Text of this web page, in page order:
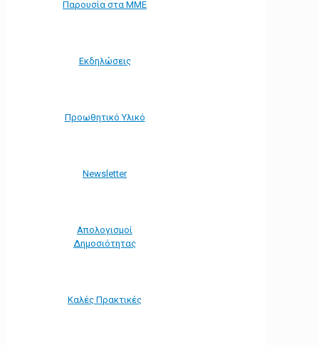
Παρουσία στα ΜΜΕ
Εκδηλώσεις
Προωθητικό Υλικό
Νewsletter
Απολογισμοί
Δημοσιότητας
Καλές Πρακτικές